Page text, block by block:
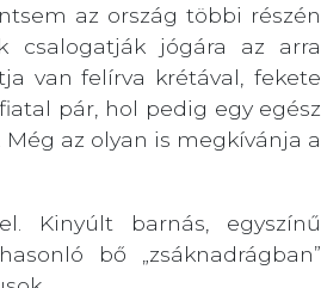
az ország többi részén
csalogatják jógára az arra
van felírva krétával, fekete
pár, hol pedig egy egész
az olyan is megkívánja a
Kinyúlt barnás, egyszínű
bő „zsáknadrágban”